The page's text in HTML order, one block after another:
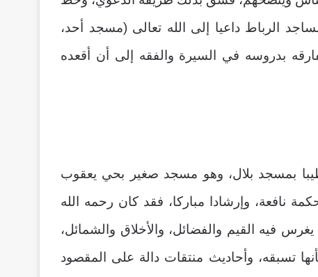
الرباط داعيا إلى الله تعالى (مسجد أحد،
بدروسه في السيرة والفقه إلى أن أقعده
بمسجد بلال، وهو مسجد صغير بحي يعقوب
نافعة، وإرشادا مباركا، فقد كان رحمه الله
فيه القيم والفضائل، والأخلاق والشمائل،
تسبقه، وأحاديث منتقات دالة على المقصود